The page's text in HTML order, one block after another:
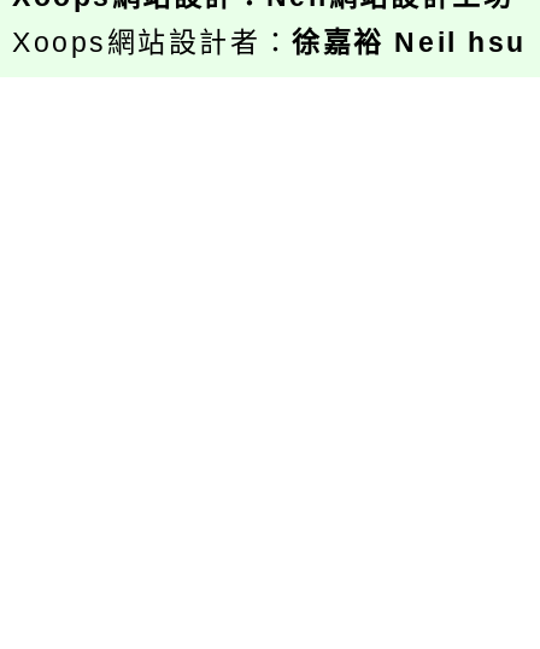
Xoops網站設計者：徐嘉裕 Neil hsu